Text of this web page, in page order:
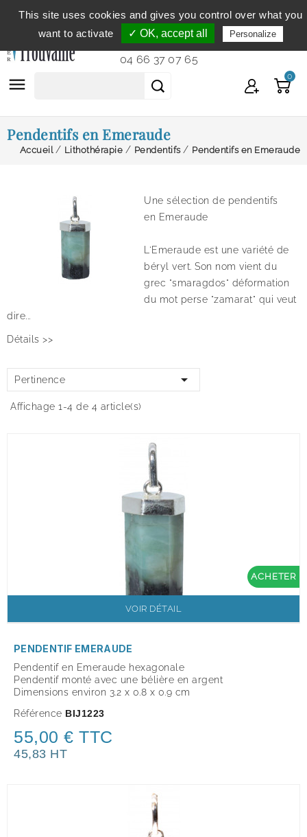
Service clientèle
du lundi au vendredi de 9h à 12h et
de 14h à 18h...
04 66 37 07 65
 0
Pendentifs en Emeraude
Accueil Lithothérapie Pendentifs Pendentifs en Emeraude
Une sélection de pendentifs
en Emeraude
L'Emeraude est une variété de
béryl
vert. Son nom vient du
grec "smaragdos" déformation
du mot perse "zamarat" qui veut
dire...
Détails >>
Pertinence 
Affichage 1-4 de 4 article(s)
ACHETER
VOIR DÉTAIL
PENDENTIF EMERAUDE
Pendentif en Emeraude hexagonale
Pendentif monté avec une bélière en argent
Dimensions environ 3.2 x 0.8 x 0.9 cm
Référence BIJ1223
55,00 € TTC
45,83 HT
This site uses cookies and gives you control over what you
want to activate
✓ OK, accept all Personalize